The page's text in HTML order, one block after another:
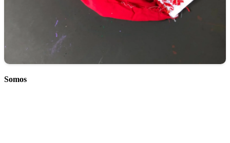
Somos